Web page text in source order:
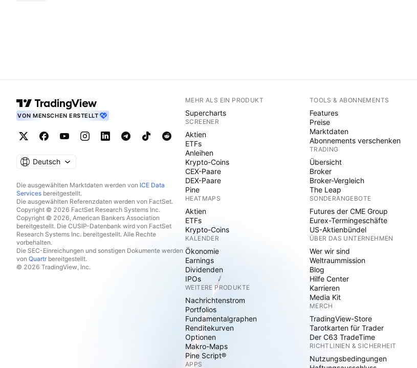
VON MENSCHEN ERSTELLT
Deutsch
Die ausgewählten Marktdaten werden von ICE Data
Services bereitgestellt.
Die ausgewählten Referenzdaten werden von FactSet.
Copyright © 2026 FactSet Research Systems Inc.
Copyright © 2026, American Bankers Association
bereitgestellt. Die CUSIP-Datenbank wird von FactSet
Research Systems Inc. bereitgestellt. Alle Rechte
vorbehalten.
Die SEC-Einreichungen und sonstigen Dokumente werden
von Quartrbereitgestellt.
© 2026 TradingView, Inc.
MEHR ALS EIN PRODUKT
Supercharts
SCREENER
Aktien
ETFs
Anleihen
Krypto-Coins
CEX-Paare
DEX-Paare
Pine
HEATMAPS
Aktien
ETFs
Krypto-Coins
KALENDER
Ökonomie
Earnings
Dividenden
IPOs
WEITERE PRODUKTE
Nachrichtenstrom
Portfolios
Fundamentalgraphen
Renditekurven
Optionen
Makro-Maps
Pine Script®
APPS
TOOLS & ABONNEMENTS
Features
Preise
Marktdaten
Abonnements verschenken
TRADING
Übersicht
Broker
Broker-Vergleich
The Leap
SONDERANGEBOTE
Futures der CME Group
Eurex-Termingeschäfte
US-Aktienbündel
ÜBER DAS UNTERNEHMEN
Wer wir sind
Weltraummission
Blog
Hilfe Center
Karrieren
Media Kit
MERCH
TradingView-Store
Tarotkarten für Trader
Der C63 TradeTime
RICHTLINIEN & SICHERHEIT
Nutzungsbedingungen